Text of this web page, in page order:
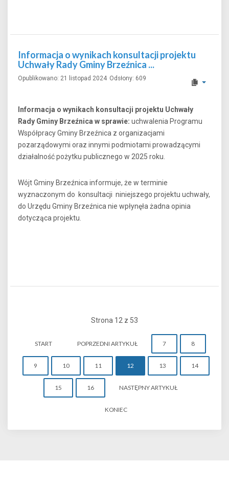
Informacja o wynikach konsultacji projektu
Uchwały Rady Gminy Brzeźnica ...
Opublikowano: 21 listopad 2024 Odsłony: 609
Informacja o wynikach konsultacji projektu Uchwały
Rady Gminy Brzeźnica w sprawie: uchwalenia Programu
Współpracy Gminy Brzeźnica z organizacjami
pozarządowymi oraz innymi podmiotami prowadzącymi
działalność pożytku publicznego w 2025 roku.
Wójt Gminy Brzeźnica informuje, że w terminie
wyznaczonym do konsultacji niniejszego projektu uchwały,
do Urzędu Gminy Brzeźnica nie wpłynęła żadna opinia
dotycząca projektu.
Strona 12 z 53
START POPRZEDNI ARTYKUŁ 7 8
9 10 11 12 13 14
15 16 NASTĘPNY ARTYKUŁ
KONIEC